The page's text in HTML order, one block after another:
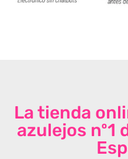
La tienda
azulejos nº1